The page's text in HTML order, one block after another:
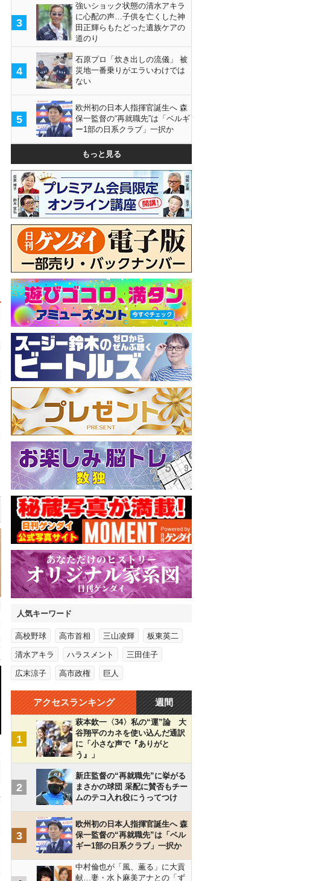
3
強いショック状態の清水アキラ
に心配の声…子供を亡くした神
田正輝らもたどった遺族ケアの
道のり
4
石原プロ「炊き出しの流儀」 被
災地一番乗りがエラいわけでは
ない
5
欧州初の日本人指揮官誕生へ 森
保一監督の“再就職先”は「ベルギ
ー1部の日系クラブ」一択か
もっと見る
人気キーワード
高校野球 高市首相 三山凌輝 板東英二
清水アキラ ハラスメント 三田佳子
広末涼子 高市政権 巨人
アクセスランキング 週間
1
萩本欽一〈34〉私の“運”論 大
谷翔平のカネを使い込んだ通訳
に「小さな声で『ありがと
う』」
2
新庄監督の“再就職先”に挙がる
まさかの球団 采配に賛否もチー
ムのテコ入れ役にうってつけ
3
欧州初の日本人指揮官誕生へ 森
保一監督の“再就職先”は「ベル
ギー1部の日系クラブ」一択か
中村倫也が「風、薫る」に大貢
献…妻・水卜麻美アナとの「ず